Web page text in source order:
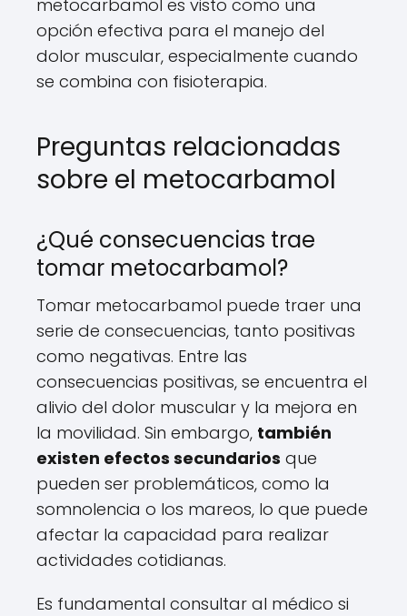
metocarbamol es visto como una
opción efectiva para el manejo del
dolor muscular, especialmente cuando
se combina con fisioterapia.
Preguntas relacionadas
sobre el metocarbamol
¿Qué consecuencias trae
tomar metocarbamol?
Tomar metocarbamol puede traer una
serie de consecuencias, tanto positivas
como negativas. Entre las
consecuencias positivas, se encuentra el
alivio del dolor muscular y la mejora en
la movilidad. Sin embargo, también
existen efectos secundarios que
pueden ser problemáticos, como la
somnolencia o los mareos, lo que puede
afectar la capacidad para realizar
actividades cotidianas.
Es fundamental consultar al médico si